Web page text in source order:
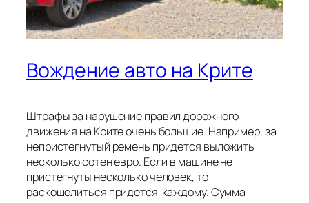
Вождение авто на Крите
Штрафы за нарушение правил дорожного
движения на Крите очень большие. Например, за
непристегнутый ремень придется выложить
несколько сотен евро. Если в машине не
пристегнуты несколько человек, то
раскошелиться придется каждому. Сумма